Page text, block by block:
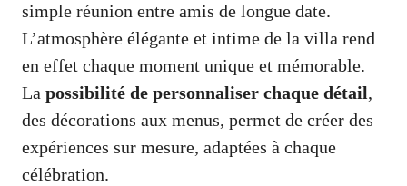
simple réunion entre amis de longue date.
L’atmosphère élégante et intime de la villa rend
en effet chaque moment unique et mémorable.
La possibilité de personnaliser chaque détail,
des décorations aux menus, permet de créer des
expériences sur mesure, adaptées à chaque
célébration.